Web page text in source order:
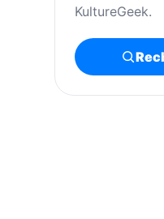
KultureGeek.